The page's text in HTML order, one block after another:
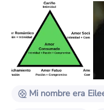
que se vinculan
matices que se
Relaciones que
exploradas dentro
las teorías
un lugar recurrente
Mi nombre era